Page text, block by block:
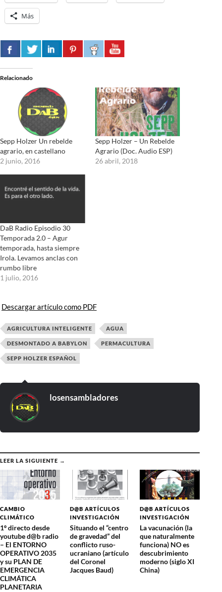
Más
Relacionado
Sepp Holzer Un rebelde
agrario, en castellano
2 junio, 2016
Sepp Holzer – Un Rebelde
Agrario (Doc. Audio ESP)
26 abril, 2018
DaB Radio Episodio 30
Temporada 2.0 – Agur
temporada, hasta siempre
Irola. Levamos anclas con
rumbo libre
1 julio, 2016
Descargar artículo como PDF
AGRICULTURA INTELIGENTE AGUA
DESMONTADO A BABYLON PERMACULTURA
SEPP HOLZER ESPAÑOL
losensambladores
LEER LA SIGUIENTE →
CAMBIO
CLIMÁTICO
1º directo desde
youtube d@b radio
– El ENTORNO
OPERATIVO 2035
y su PLAN DE
EMERGENCIA
CLIMÁTICA
PLANETARIA
D@B ARTÍCULOS
INVESTIGACIÓN
Situando el “centro
de gravedad” del
conflicto ruso-
ucraniano (artículo
del Coronel
Jacques Baud)
D@B ARTÍCULOS
INVESTIGACIÓN
La vacunación (la
que naturalmente
funciona) NO es
descubrimiento
moderno (siglo XI
China)